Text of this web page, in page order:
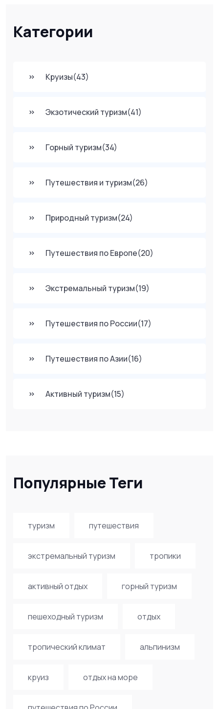
Категории
Круизы(43)
Экзотический туризм(41)
Горный туризм(34)
Путешествия и туризм(26)
Природный туризм(24)
Путешествия по Европе(20)
Экстремальный туризм(19)
Путешествия по России(17)
Путешествия по Азии(16)
Активный туризм(15)
Популярные Теги
туризм путешествия
экстремальный туризм тропики
активный отдых горный туризм
пешеходный туризм отдых
тропический климат альпинизм
круиз отдых на море